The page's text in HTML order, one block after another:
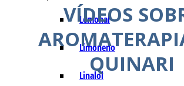
Lemonal
Limoneno
Linalol
VÍDEOS
QUINARI